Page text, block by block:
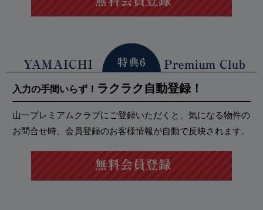
入力の手間いらず！ ラクラク自動登録！
山一プレミアムクラブにご登録いただくと、気になる物件の
お問合せ時、会員登録のお客様情報が自動で反映されます。